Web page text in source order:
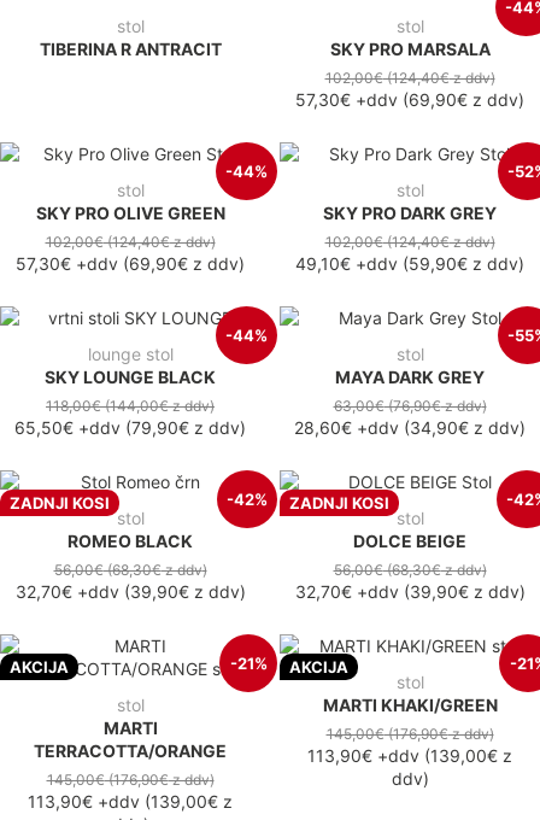
stol
TIBERINA R ANTRACIT
-
stol
SKY PRO MARSALA
102,00€(124,40€z ddv)
57,30€ +ddv (69,90€ z ddv)
-44%
stol
SKY PRO OLIVE GREEN
102,00€(124,40€z ddv)
57,30€ +ddv (69,90€ z ddv)
-
stol
SKY PRO DARK GREY
102,00€(124,40€z ddv)
49,10€ +ddv (59,90€ z ddv)
-44%
lounge stol
SKY LOUNGE BLACK
118,00€(144,00€z ddv)
65,50€ +ddv (79,90€ z ddv)
-
stol
MAYA DARK GREY
63,00€(76,90€z ddv)
28,60€ +ddv (34,90€ z ddv)
ZADNJI KOSI -42%
stol
ROMEO BLACK
56,00€(68,30€z ddv)
32,70€+ddv(39,90€z ddv)
ZADNJI KOSI -
stol
DOLCE BEIGE
56,00€(68,30€z ddv)
32,70€+ddv(39,90€z ddv)
AKCIJA -21%
stol
MARTI
TERRACOTTA/ORANGE
145,00€(176,90€z ddv)
113,90€ +ddv (139,00€ z
AKCIJA -
stol
MARTI KHAKI/GREEN
145,00€(176,90€z ddv)
113,90€ +ddv (139,00€ z
ddv)